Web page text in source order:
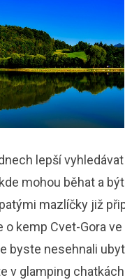
lepší
mohou běhat a
mazlíčky již
o kemp Cvet-Gora
byste nesehnali
v glamping